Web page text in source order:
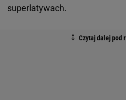
superlatywach.